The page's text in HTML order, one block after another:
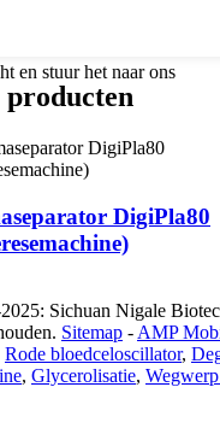
en stuur het naar ons
producten
DigiPla80
Sichuan Nigale
Sitemap - AMP
Rode bloedceloscillator,
, Glycerolisatie, Wegwerp